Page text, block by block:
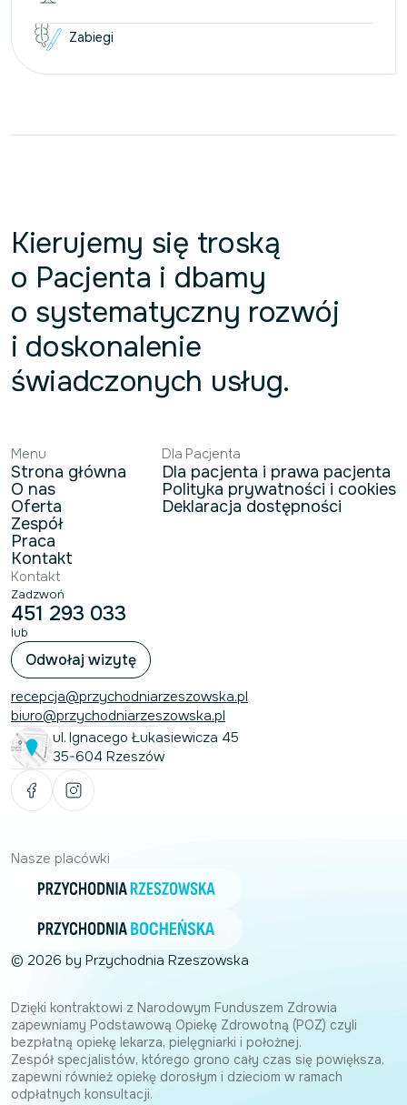
Zabiegi
Kierujemy się troską
o Pacjenta i dbamy
o systematyczny rozwój
i doskonalenie
świadczonych usług.
Menu
Strona główna
O nas
Oferta
Zespół
Praca
Kontakt
Dla Pacjenta
Dla pacjenta i prawa pacjenta
Polityka prywatności i cookies
Deklaracja dostępności
Kontakt
Zadzwoń
451 293 033
lub
Odwołaj wizytę
recepcja@przychodniarzeszowska.pl
biuro@przychodniarzeszowska.pl
ul. Ignacego Łukasiewicza 45
35-604 Rzeszów
Nasze placówki
© 2026 by Przychodnia Rzeszowska
Dzięki kontraktowi z Narodowym Funduszem Zdrowia
zapewniamy Podstawową Opiekę Zdrowotną (POZ) czyli
bezpłatną opiekę lekarza, pielęgniarki i położnej.
Zespół specjalistów, którego grono cały czas się powiększa,
zapewni również opiekę dorosłym i dzieciom w ramach
odpłatnych konsultacji.